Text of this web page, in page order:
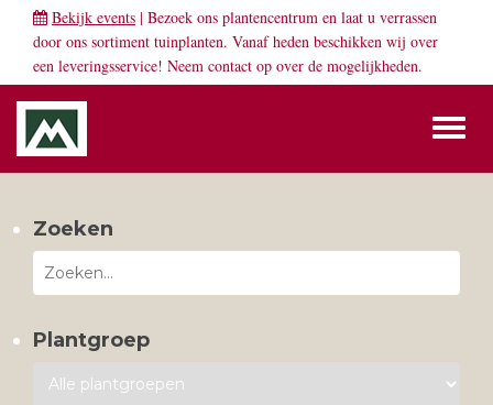
Bekijk events | Bezoek ons plantencentrum en laat u verrassen
door ons sortiment tuinplanten. Vanaf heden beschikken wij over
een leveringsservice! Neem contact op over de mogelijkheden.
Zoeken
Plantgroep